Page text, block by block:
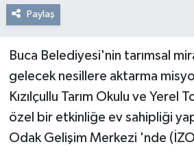
Paylaş
Buca Belediyesi'nin tarımsal
gelecek nesillere aktarma
Kızılçullu Tarım Okulu ve Yerel
özel bir etkinliğe ev sahipliği
Odak Gelişim Merkezi 'nde
Resmi Reklam